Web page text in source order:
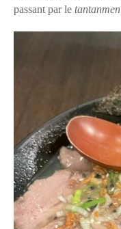
passant par le tantanmen